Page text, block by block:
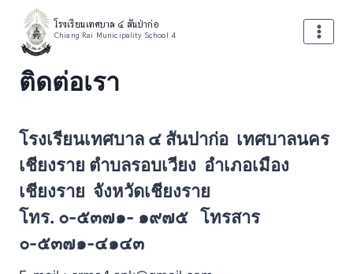
content
โรงเรียนเทศบาล ๔ สันป่าก่อ
Chiang Rai Municipality School 4
ติดต่อเรา
โรงเรียนเทศบาล ๔ สันปาก่อ เทศบาลนคร
เชียงราย ตำบลรอบเวียง อำเภอเมือง
เชียงราย จังหวัดเชียงราย
โทร. ๐-๕๓๗๑- ๑๙๗๕ โทรสาร
๐-๕๓๗๑-๔๑๔๓